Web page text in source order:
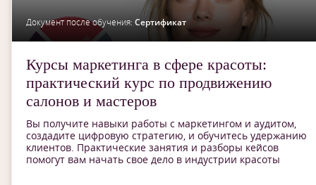
Документ после обучения: Сертификат
Курсы маркетинга в сфере красоты:
практический курс по продвижению
салонов и мастеров
Вы получите навыки работы с маркетингом и аудитом,
создадите цифровую стратегию, и обучитесь удержанию
клиентов. Практические занятия и разборы кейсов
помогут вам начать свое дело в индустрии красоты